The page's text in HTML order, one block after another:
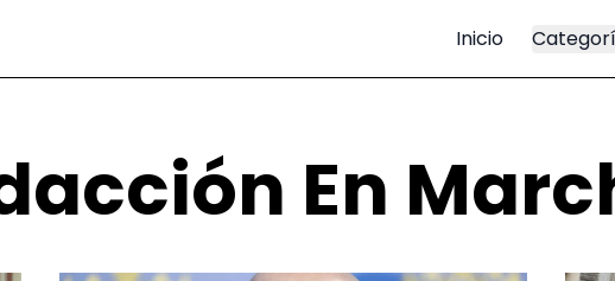
Inicio
En